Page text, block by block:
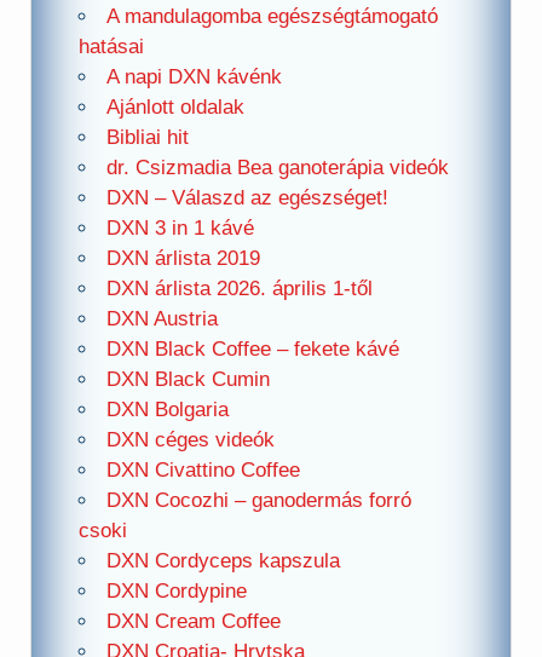
A mandulagomba egészségtámogató
hatásai
A napi DXN kávénk
Ajánlott oldalak
Bibliai hit
dr. Csizmadia Bea ganoterápia videók
DXN – Válaszd az egészséget!
DXN 3 in 1 kávé
DXN árlista 2019
DXN árlista 2026. április 1-től
DXN Austria
DXN Black Coffee – fekete kávé
DXN Black Cumin
DXN Bolgaria
DXN céges videók
DXN Civattino Coffee
DXN Cocozhi – ganodermás forró
csoki
DXN Cordyceps kapszula
DXN Cordypine
DXN Cream Coffee
DXN Croatia- Hrvtska